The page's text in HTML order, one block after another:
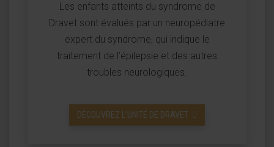
Les enfants atteints du syndrome de
Dravet sont évalués par un neuropédiatre
expert du syndrome, qui indique le
traitement de l’épilepsie et des autres
troubles neurologiques.
DÉCOUVREZ L’UNITÉ DE DRAVET